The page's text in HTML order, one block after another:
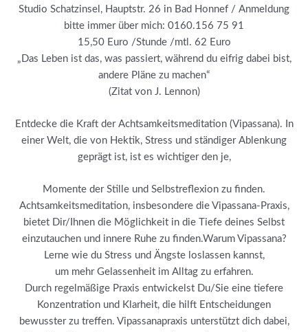
Studio Schatzinsel, Hauptstr. 26 in Bad Honnef / Anmeldung
bitte immer über mich: 0160.156 75 91
15,50 Euro /Stunde /mtl. 62 Euro
„Das Leben ist das, was passiert, während du eifrig dabei bist,
andere Pläne zu machen“
(Zitat von J. Lennon)
Entdecke die Kraft der Achtsamkeitsmeditation (Vipassana). In
einer Welt, die von Hektik, Stress und ständiger Ablenkung
geprägt ist, ist es wichtiger den je,
Momente der Stille und Selbstreflexion zu finden.
Achtsamkeitsmeditation, insbesondere die Vipassana-Praxis,
bietet Dir/Ihnen die Möglichkeit in die Tiefe deines Selbst
einzutauchen und innere Ruhe zu finden.Warum Vipassana?
Lerne wie du Stress und Ängste loslassen kannst,
um mehr Gelassenheit im Alltag zu erfahren.
Durch regelmäßige Praxis entwickelst Du/Sie eine tiefere
Konzentration und Klarheit, die hilft Entscheidungen
bewusster zu treffen. Vipassanapraxis unterstützt dich dabei,